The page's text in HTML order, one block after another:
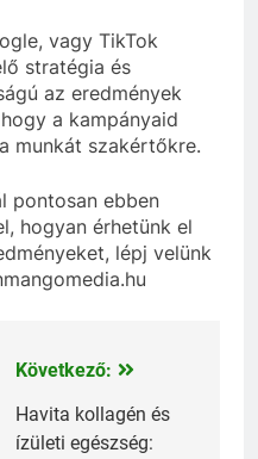
vagy TikTok
stratégia és
az eredmények
a kampányaid
munkát szakértőkre.
pontosan ebben
hogyan érhetünk el
lépj velünk
Következő:
Havita kollagén és
ízületi egészség: